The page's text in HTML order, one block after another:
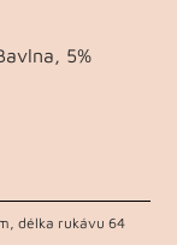
5%
délka rukávu 64